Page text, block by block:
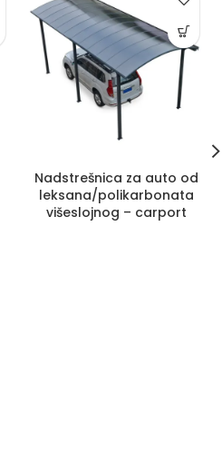
Nadstrešnica za auto od
leksana/polikarbonata
višeslojnog – carport